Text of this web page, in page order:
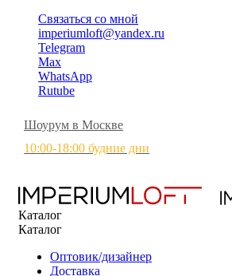
Связаться со мной
imperiumloft@yandex.ru
Telegram
Max
WhatsApp
Rutube
Шоурум в Москве
10:00-18:00 будние дни
Каталог
Каталог
Оптовик/дизайнер
Доставка